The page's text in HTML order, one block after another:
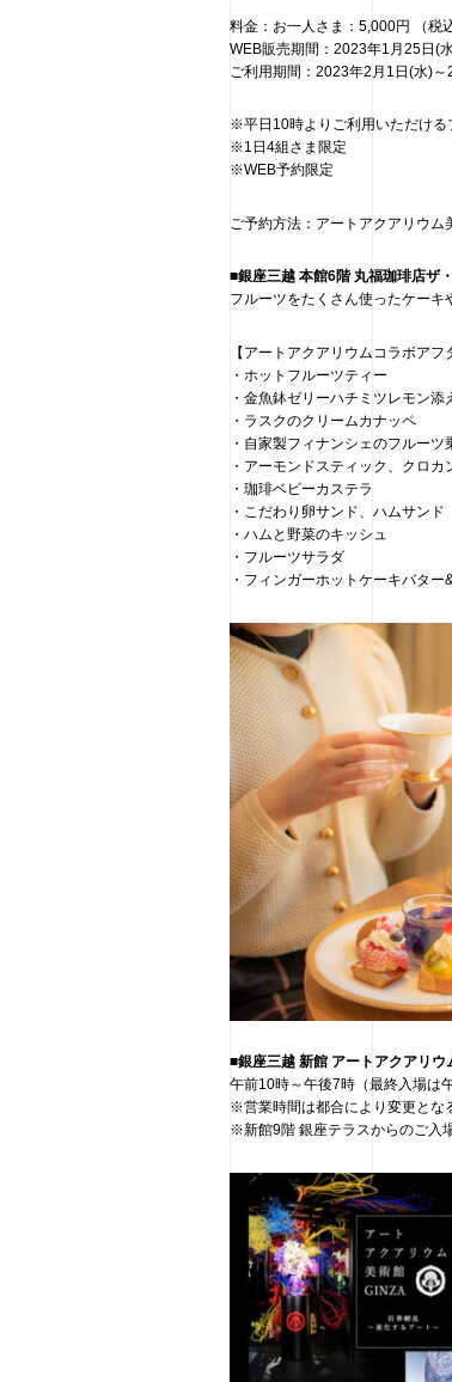
料金：お一人さま：5,000円 （税込
WEB販売期間：2023年1月25日(
ご利用期間：2023年2月1日(水)
※平日10時よりご利用いただける
※1日4組さま限定
※WEB予約限定
ご予約方法：アートアクアリウム
■銀座三越 本館6階 丸福珈琲店ザ
フルーツをたくさん使ったケー
【アートアクアリウムコラボアフ
・ホットフルーツティー
・金魚鉢ゼリーハチミツレモン添
・ラスクのクリームカナッペ
・自家製フィナンシェのフルーツ
・アーモンドスティック、クロカ
・珈琲ベビーカステラ
・こだわり卵サンド、ハムサンド
・ハムと野菜のキッシュ
・フルーツサラダ
・フィンガーホットケーキバター
■銀座三越 新館 アートアクアリウ
午前10時～午後7時（最終入場は
※営業時間は都合により変更とな
※新館9階 銀座テラスからのご入